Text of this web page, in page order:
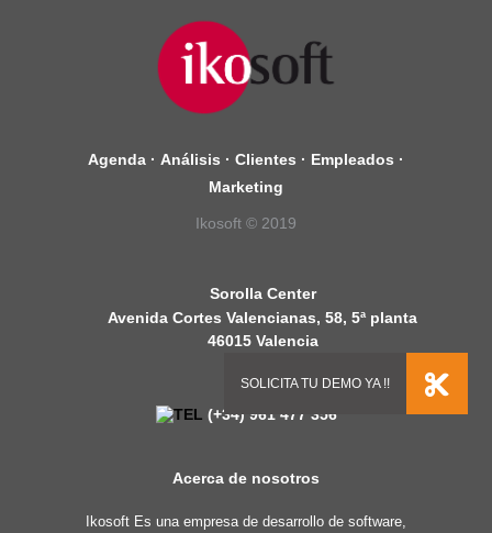
Agenda · Análisis · Clientes · Empleados ·
Marketing
Ikosoft © 2019
Sorolla Center
Avenida Cortes Valencianas, 58, 5ª planta
46015 Valencia
(+34) 961 477 356
Acerca de nosotros
Ikosoft Es una empresa de desarrollo de software,